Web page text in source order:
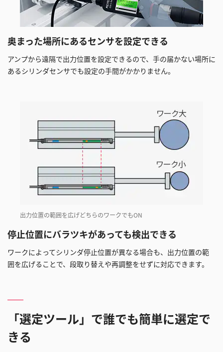
奥まった場所にあるセンサを設定できる
アンプから遠隔で出力位置を設定できるので、手の届かない場所に
あるシリンダセンサでも設定の手間がかかりません。
停止位置にバラツキがあっても検出できる
ワークによってシリンダ停止位置が異なる場合も、出力位置の範
囲を広げることで、段取り替えや再調整をせずに対応できます。
出力位置の範囲を広げどちらのワークでもON
「選定ツール」で誰でも簡単に選定で
きる